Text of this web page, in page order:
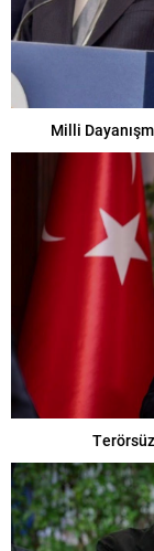
Milli